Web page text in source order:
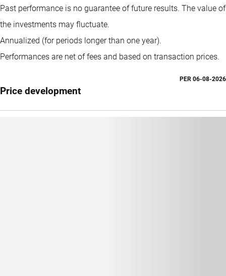
Past performance is no guarantee of future results. The value of
the investments may fluctuate.
Annualized (for periods longer than one year).
Performances are net of fees and based on transaction prices.
Price development
PER 06-08-2026